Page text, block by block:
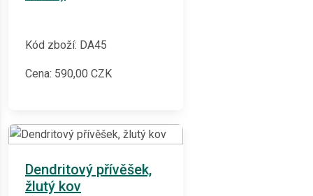
Kód zboží: DA45
Cena: 590,00 CZK
Dendritový přívěšek,
žlutý kov